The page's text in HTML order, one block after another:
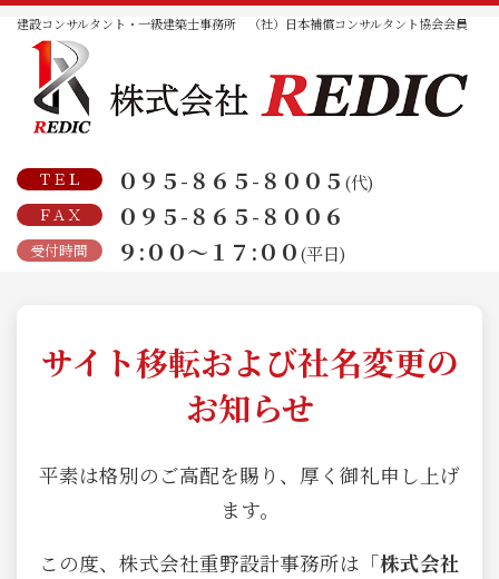
建設コンサルタント・一級建築士事務所 （社）日本補償コンサルタント協会会員
ＴＥＬ ０９５-８６５-８００５ (代)
ＦＡＸ ０９５-８６５-８００６
受付時間 ９:００～１７:００(平日)
サイト移転および社名変更の
お知らせ
平素は格別のご高配を賜り、厚く御礼申し上げ
ます。
この度、株式会社重野設計事務所は「株式会社